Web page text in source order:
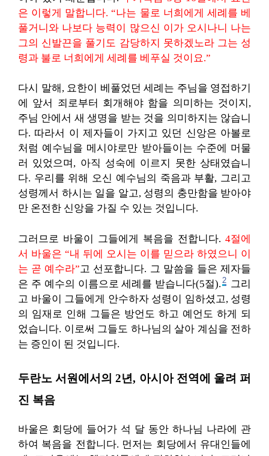
은 이렇게 말합니다. “나는 물로 너희에게 세례를 베
풀거니와 나보다 능력이 많으신 이가 오시나니 나는
그의 신발끈을 풀기도 감당하지 못하겠노라 그는 성
령과 불로 너희에게 세례를 베푸실 것이요.”
다시 말해, 요한이 베풀었던 세례는 주님을 영접하기
에 앞서 죄로부터 회개해야 함을 의미하는 것이지,
주님 안에서 새 생명을 받는 것을 의미하지는 않습니
다. 따라서 이 제자들이 가지고 있던 신앙은 아볼로
처럼 예수님을 메시야로만 받아들이는 수준에 머물
러 있었으며, 아직 성숙에 이르지 못한 상태였습니
다. 우리를 위해 오신 예수님의 죽음과 부활, 그리고
성령께서 하시는 일을 알고, 성령의 충만함을 받아야
만 온전한 신앙을 가질 수 있는 것입니다.
그러므로 바울이 그들에게 복음을 전합니다. 4절에
서 바울은 “내 뒤에 오시는 이를 믿으라 하였으니 이
는 곧 예수라”고 선포합니다. 그 말씀을 들은 제자들
은 주 예수의 이름으로 세례를 받습니다(5절). 2 그리
고 바울이 그들에게 안수하자 성령이 임하셨고, 성령
의 임재로 인해 그들은 방언도 하고 예언도 하게 되
었습니다. 이로써 그들도 하나님의 살아 계심을 전하
는 증인이 된 것입니다.
두란노 서원에서의 2년, 아시아 전역에 울려 퍼
진 복음
바울은 회당에 들어가 석 달 동안 하나님 나라에 관
하여 복음을 전합니다. 먼저는 회당에서 유대인들에